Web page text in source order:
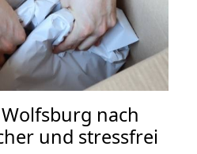
Wolfsburg nach
und stressfrei